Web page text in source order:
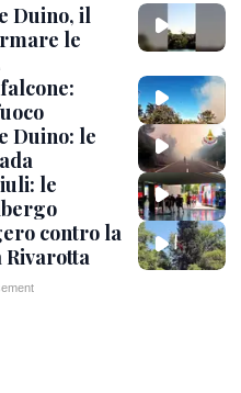
Duino, il
le
Duino: le
le
contro la
Rivarotta